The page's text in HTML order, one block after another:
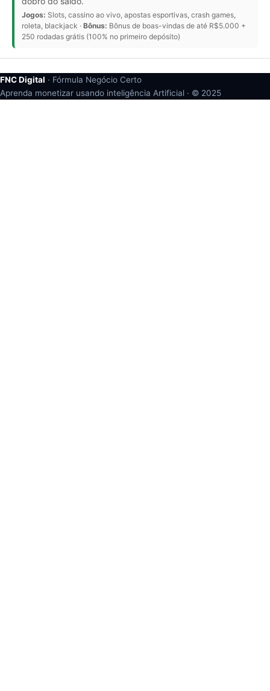
Jogos: Slots, cassino ao vivo, apostas esportivas, crash games,
roleta, blackjack · Bônus: Bônus de boas-vindas de até R$5.000 +
250 rodadas grátis (100% no primeiro depósito)
FNC Digital · Fórmula Negócio Certo
Aprenda monetizar usando inteligência Artificial · © 2025